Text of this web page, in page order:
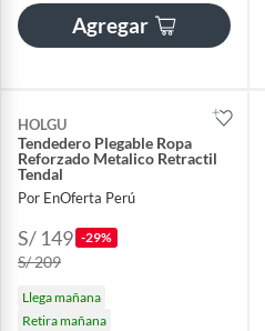
Agregar
HOLGU
Tendedero Plegable Ropa
Reforzado Metalico Retractil
Tendal
Por EnOferta Perú
S/ 149 -29%
S/ 209
Llega mañana
Retira mañana